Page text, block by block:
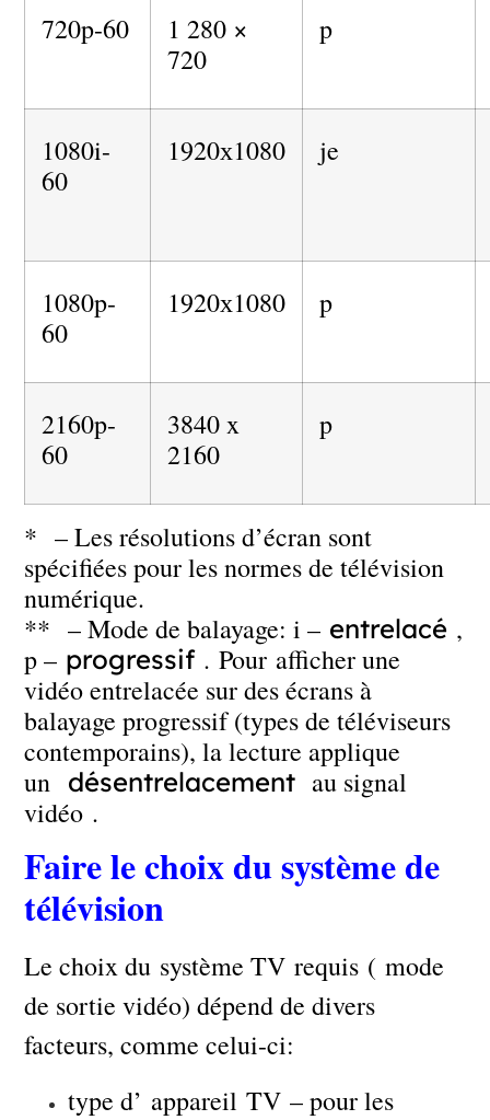
720p-60
1 280 ×
720
p
1080i-
60
1920х1080 je
1080p-
60
1920х1080 p
2160p-
60
3840 x
2160
p
* – Les résolutions d’écran sont
spécifiées pour les normes de télévision
numérique.
** – Mode de balayage: i – entrelacé ,
p – progressif. Pour afficher une
vidéo entrelacée sur des écrans à
balayage progressif (types de téléviseurs
contemporains), la lecture applique
un désentrelacement au signal
vidéo .
Faire le choix du système de
télévision
Le choix du système TV requis ( mode
de sortie vidéo) dépend de divers
facteurs, comme celui-ci:
type d’ appareil TV – pour les